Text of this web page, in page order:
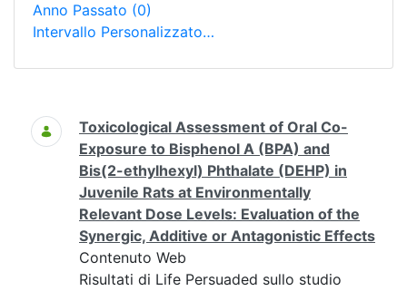
Anno Passato (0)
Intervallo Personalizzato…
Ricerca
Toxicological Assessment of Oral Co-
Exposure to Bisphenol A (BPA) and
Bis(2-ethylhexyl) Phthalate (DEHP) in
Juvenile Rats at Environmentally
Relevant Dose Levels: Evaluation of the
Synergic, Additive or Antagonistic Effects
Contenuto Web
Risultati di Life Persuaded sullo studio